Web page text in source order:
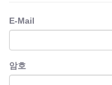
E-Mail
암호